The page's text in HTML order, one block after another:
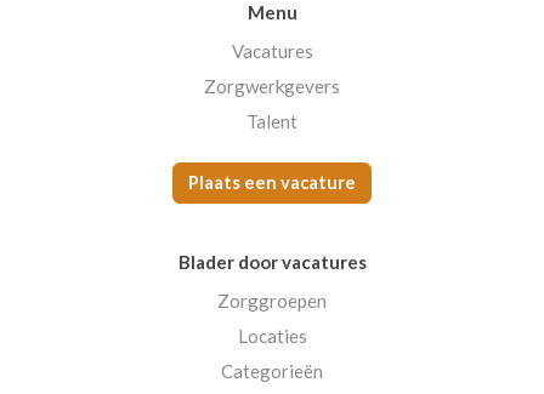
Menu
Vacatures
Zorgwerkgevers
Talent
Plaats een vacature
Blader door vacatures
Zorggroepen
Locaties
Categorieën